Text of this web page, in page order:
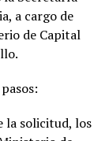
a cargo de
de Capital
la solicitud, los